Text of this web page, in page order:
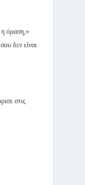
η όραση,»
δεν είναι
στις